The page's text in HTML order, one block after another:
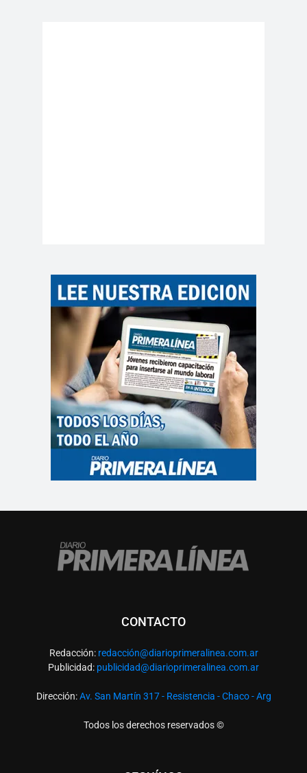
CONTACTO
Redacción: redacción@diarioprimeralinea.com.ar
Publicidad: publicidad@diarioprimeralinea.com.ar
Dirección:Av. San Martín 317 - Resistencia - Chaco - Arg
Todos los derechos reservados ©